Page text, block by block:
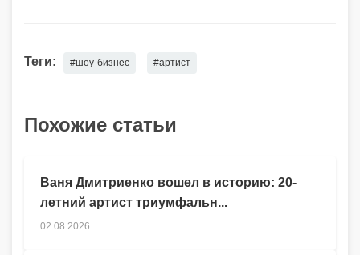
Теги: #шоу-бизнес #артист
Похожие статьи
Ваня Дмитриенко вошел в историю: 20-
летний артист триумфальн...
02.08.2026